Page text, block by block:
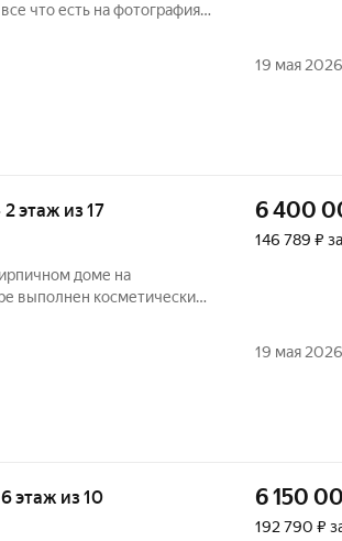
что есть на фотографиях.
детских сада
19 мая 2026
2 этаж из 17
доме на
выполнен косметический
Просторный санузел
6 400
146 789 ₽
19 мая 2026
6 этаж из 10 6 150
192 790 ₽